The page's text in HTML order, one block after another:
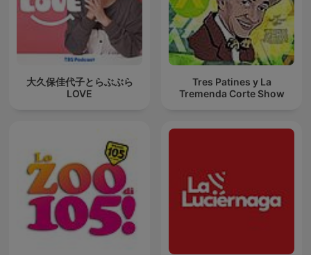
大久保佳代子とらぶぶら
LOVE
Tres Patines y La
Tremenda Corte Show